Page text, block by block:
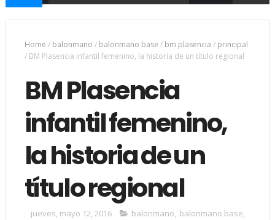
Home / balonmano / balonmano base / bm plasencia / principal
/ BM Plasencia infantil femenino, la historia de un título regional
BM Plasencia
infantil femenino,
la historia de un
título regional
jueves, mayo 12, 2016 balonmano, balonmano base,